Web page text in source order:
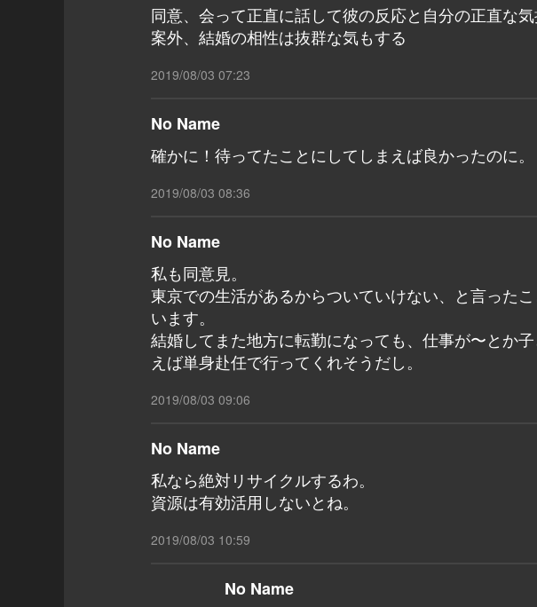
同意、会って正直に話して彼の反応と自分の正直な
案外、結婚の相性は抜群な気もする
2019/08/03 07:23
No Name
確かに！待ってたことにしてしまえば良かったのに。
2019/08/03 08:36
No Name
私も同意見。
東京での生活があるからついていけない、と言った
います。
結婚してまた地方に転勤になっても、仕事が〜とか
えば単身赴任で行ってくれそうだし。
2019/08/03 09:06
No Name
私なら絶対リサイクルするわ。
資源は有効活用しないとね。
2019/08/03 10:59
No Name